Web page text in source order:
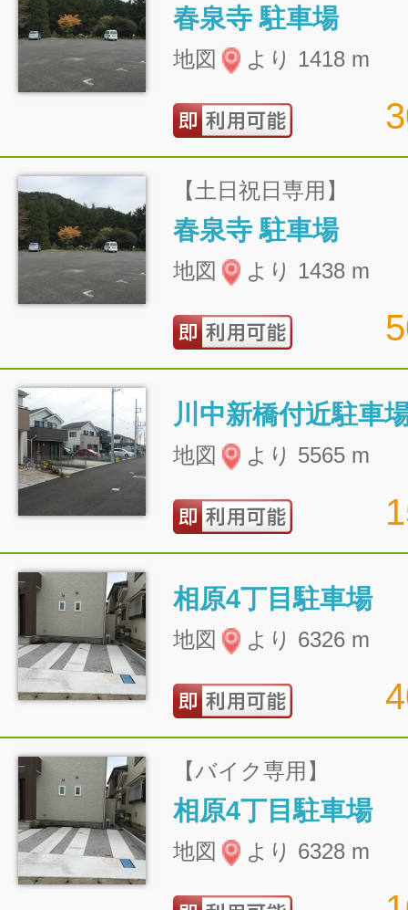
春泉寺 駐車場
地図 より 1418 m
【土日祝日専用】
春泉寺 駐車場
地図 より 1438 m
川中新橋付近駐車
地図 より 5565 m
相原4丁目駐車場
地図 より 6326 m
【バイク専用】
相原4丁目駐車場
地図 より 6328 m